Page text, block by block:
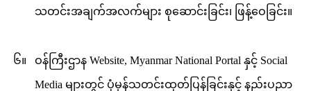
သတင်းအချက်အလက်များ စုဆောင်းခြင်း၊ ဖြန့်ဝေခြင်း။
၆။ ဝန်ကြီးဌာန Website, Myanmar National Portal နှင့် Social
Media များတွင် ပုံမှန်သတင်းထုတ်ပြန်ခြင်းနှင့် နည်းပညာ